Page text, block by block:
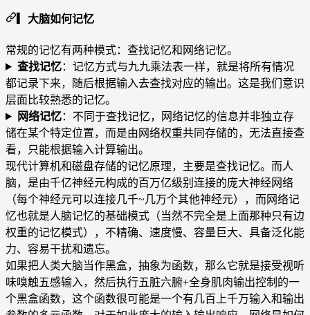
▎大脑如何记忆
常规的记忆有两种模式：查找记忆和网络记忆。
查找记忆：记忆方式与九九乘法表一样，就是将所有情况
都记录下来，随后根据输入去查找对应的输出。这是我们意识
层面比较熟悉的记忆。
网络记忆：不同于查找记忆，
网络记忆的信息并非独立存
储在某个特定位置，而是由网络权重共同存储的，无法直接查
看，只能根据输入计算输出。
现代计算机和磁盘存储的记忆原理，主要是查找记忆。而人
脑，是由千亿神经元构成的百万亿级别连接的庞大神经网络
（每个神经元可以连接几千~几万个其他神经元），而网络记
忆也就是人脑记忆的基础模式（当然不完全是上面那种只有边
权重的记忆模式），不精确、速度慢、容量巨大、具备泛化能
力、容易干扰和遗忘。
如果把人类大脑当作黑盒，抽象为函数，那么它就是接受视听
味嗅触五感输入，然后执行五脏六腑+全身肌肉输出控制的一
个黑盒函数，这个函数很可能是一个有几百上千万输入和输出